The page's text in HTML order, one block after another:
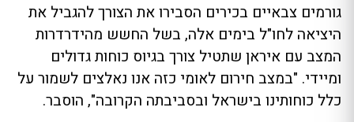
גורמים צבאיים בכירים הסבירו את הצורך להגביל את
היציאה לחו"ל בימים אלה, בשל החשש מהידרדרות
המצב עם איראן שתטיל צורך בגיוס כוחות גדולים
ומיידי. "במצב חירום לאומי כזה אנו נאלצים לשמור על
כלל כוחותינו בישראל ובסביבתה הקרובה", הוסבר.